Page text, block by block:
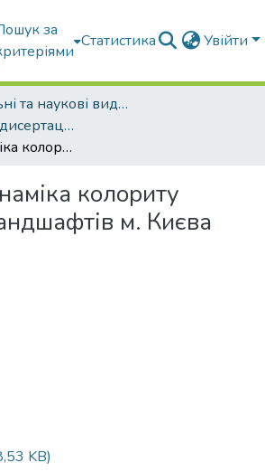
за
Статистика Увійти
Навчальні та наукові видання
Автореферати дисертацій та дисертації
Сезонна динаміка колориту паркових ландшафтів м. Києва
колориту
м. Києва
KB)